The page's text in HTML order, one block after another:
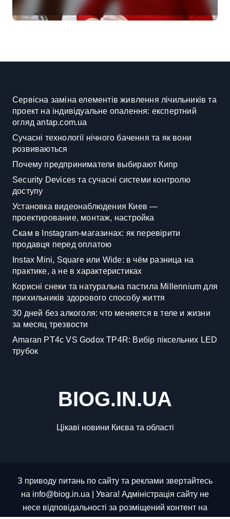
Києві: умови отримання до 40
тисяч гривень і процедура
Сервісна заміна елементів живлення лічильників та
проект на індивідуальне опалення: експертний
огляд antap.com.ua
Сучасні технології нічного бачення та як вони
розвиваються
Почему предприниматели выбирают Кипр
Security Devices та сучасні системи контролю
доступу
Установка видеонаблюдения Киев —
проектирование, монтаж, настройка
Скам в Instagram-магазинах: як перевірити
продавця перед оплатою
Instax Mini, Square или Wide: в чём разница на
практике, а не в характеристиках
Корисні снеки та натуральна пастила Millennium для
прихильників здорового способу життя
30 дней без алкоголя: что меняется в теле и жизни
за месяц трезвости
Amaran PT4c VS Godox TP4R: Вибір піксельних LED
трубок
BIOG.IN.UA
Цікаві новини Києва та області
З приводу питань по сайту та реклами звертайтесь
на info@biog.in.ua | Увага! Адміністрація сайту не
несе відповідальності за розміщений контент на